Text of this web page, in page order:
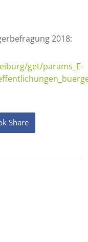
2018:
get/params_E-
Share